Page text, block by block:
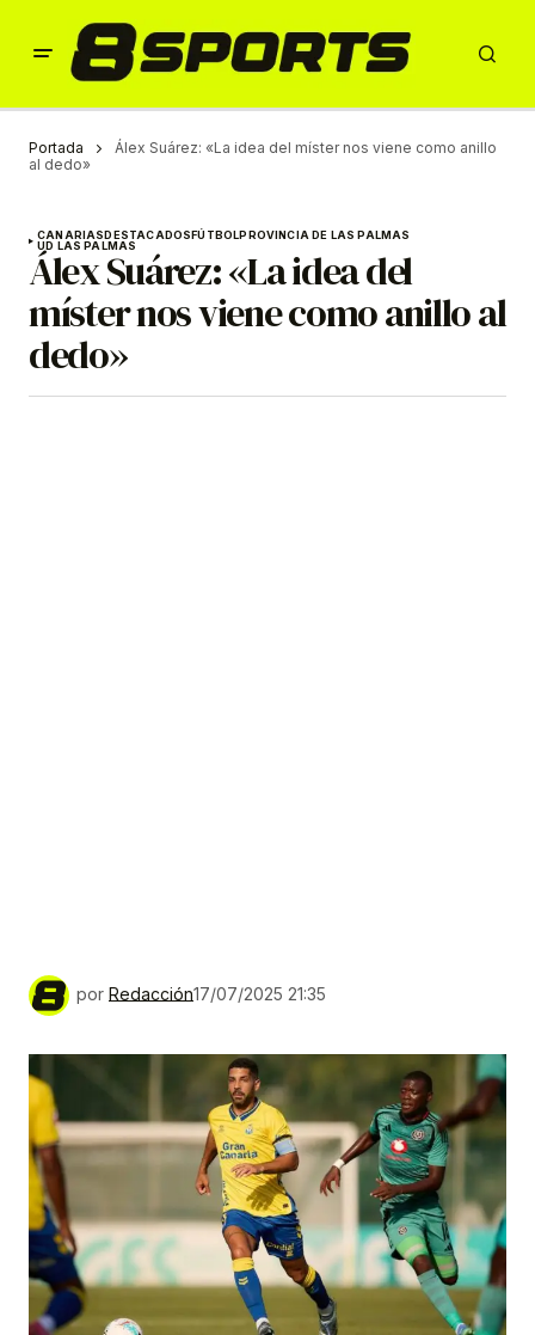
Portada
Álex Suárez: «La idea del míster nos viene como anillo
al dedo»
CANARIASDESTACADOSFÚTBOLPROVINCIA DE LAS PALMAS
UD LAS PALMAS
Álex Suárez: «La idea del
míster nos viene como anillo al
dedo»
por Redacción17/07/2025 21:35